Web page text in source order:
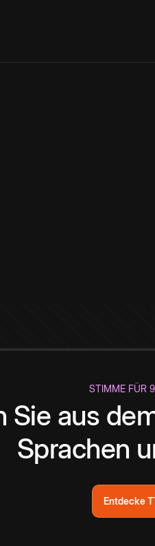
STIMME FÜR
Sie aus
Sprachen
Entdecke